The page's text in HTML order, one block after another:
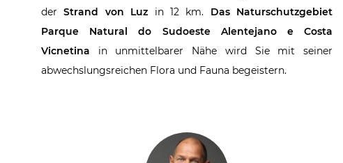
derStrand von Luz in 12 km. Das Naturschutzgebiet
Parque Natural do Sudoeste Alentejano e Costa
Vicnetina in unmittelbarer Nähe wird Sie mit seiner
abwechslungsreichen Flora und Fauna begeistern.